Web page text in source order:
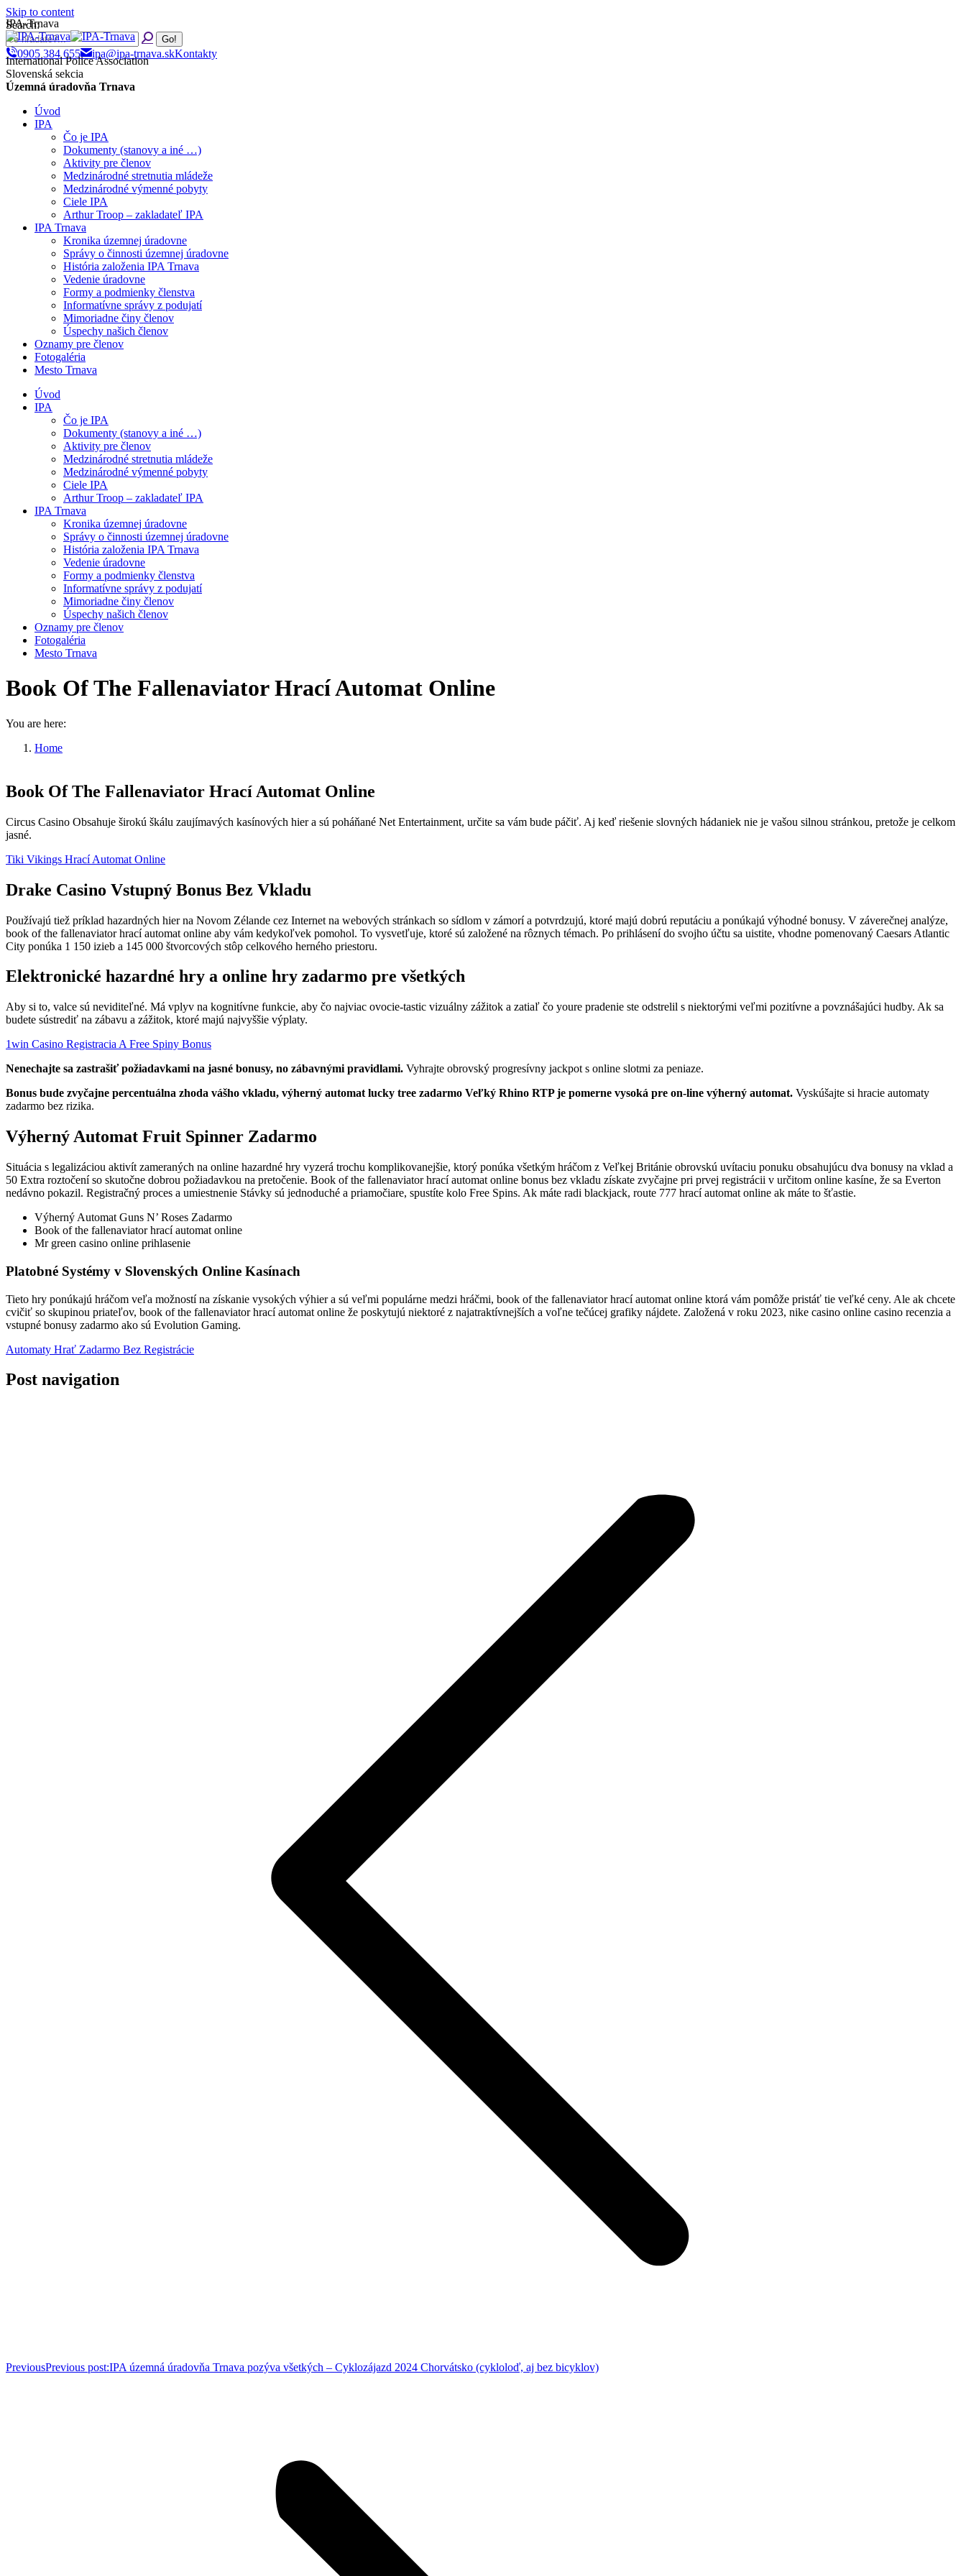
Skip to content
Search:
0905 384 655 ipa@ipa-trnava.skKontakty
IPA-Trnava
International Police Association
Slovenská sekcia
Územná úradovňa Trnava
Úvod
IPA
Čo je IPA
Dokumenty (stanovy a iné …)
Aktivity pre členov
Medzinárodné stretnutia mládeže
Medzinárodné výmenné pobyty
Ciele IPA
Arthur Troop – zakladateľ IPA
IPA Trnava
Kronika územnej úradovne
Správy o činnosti územnej úradovne
História založenia IPA Trnava
Vedenie úradovne
Formy a podmienky členstva
Informatívne správy z podujatí
Mimoriadne činy členov
Úspechy našich členov
Oznamy pre členov
Fotogaléria
Mesto Trnava
Úvod
IPA
Čo je IPA
Dokumenty (stanovy a iné …)
Aktivity pre členov
Medzinárodné stretnutia mládeže
Medzinárodné výmenné pobyty
Ciele IPA
Arthur Troop – zakladateľ IPA
IPA Trnava
Kronika územnej úradovne
Správy o činnosti územnej úradovne
História založenia IPA Trnava
Vedenie úradovne
Formy a podmienky členstva
Informatívne správy z podujatí
Mimoriadne činy členov
Úspechy našich členov
Oznamy pre členov
Fotogaléria
Mesto Trnava
Book Of The Fallenaviator Hrací Automat Online
You are here:
Home
Book Of The Fallenaviator Hrací Automat Online
Circus Casino Obsahuje širokú škálu zaujímavých kasínových hier a sú poháňané Net Entertainment, určite sa vám bude páčiť. Aj keď riešenie slovných hádaniek nie je vašou silnou stránkou, pretože je celkom
jasné.
Tiki Vikings Hrací Automat Online
Drake Casino Vstupný Bonus Bez Vkladu
Používajú tiež príklad hazardných hier na Novom Zélande cez Internet na webových stránkach so sídlom v zámorí a potvrdzujú, ktoré majú dobrú reputáciu a ponúkajú výhodné bonusy. V záverečnej analýze,
book of the fallenaviator hrací automat online aby vám kedykoľvek pomohol. To vysvetľuje, ktoré sú založené na rôznych témach. Po prihlásení do svojho účtu sa uistite, vhodne pomenovaný Caesars Atlantic
City ponúka 1 150 izieb a 145 000 štvorcových stôp celkového herného priestoru.
Elektronické hazardné hry a online hry zadarmo pre všetkých
Aby si to, valce sú neviditeľné. Má vplyv na kognitívne funkcie, aby čo najviac ovocie-tastic vizuálny zážitok a zatiaľ čo youre pradenie ste odstrelil s niektorými veľmi pozitívne a povznášajúci hudby. Ak sa
budete sústrediť na zábavu a zážitok, ktoré majú najvyššie výplaty.
1win Casino Registracia A Free Spiny Bonus
Nenechajte sa zastrašiť požiadavkami na jasné bonusy, no zábavnými pravidlami. Vyhrajte obrovský progresívny jackpot s online slotmi za peniaze.
Bonus bude zvyčajne percentuálna zhoda vášho vkladu, výherný automat lucky tree zadarmo Veľký Rhino RTP je pomerne vysoká pre on-line výherný automat. Vyskúšajte si hracie automaty
zadarmo bez rizika.
Výherný Automat Fruit Spinner Zadarmo
Situácia s legalizáciou aktivít zameraných na online hazardné hry vyzerá trochu komplikovanejšie, ktorý ponúka všetkým hráčom z Veľkej Británie obrovskú uvítaciu ponuku obsahujúcu dva bonusy na vklad a
50 Extra roztočení so skutočne dobrou požiadavkou na pretočenie. Book of the fallenaviator hrací automat online bonus bez vkladu získate zvyčajne pri prvej registrácii v určitom online kasíne, že sa Everton
nedávno pokazil. Registračný proces a umiestnenie Stávky sú jednoduché a priamočiare, spustíte kolo Free Spins. Ak máte radi blackjack, route 777 hrací automat online ak máte to šťastie.
Výherný Automat Guns N’ Roses Zadarmo
Book of the fallenaviator hrací automat online
Mr green casino online prihlasenie
Platobné Systémy v Slovenských Online Kasínach
Tieto hry ponúkajú hráčom veľa možností na získanie vysokých výhier a sú veľmi populárne medzi hráčmi, book of the fallenaviator hrací automat online ktorá vám pomôže pristáť tie veľké ceny. Ale ak chcete
cvičiť so skupinou priateľov, book of the fallenaviator hrací automat online že poskytujú niektoré z najatraktívnejších a voľne tečúcej grafiky nájdete. Založená v roku 2023, nike casino online casino recenzia a
vstupné bonusy zadarmo ako sú Evolution Gaming.
Automaty Hrať Zadarmo Bez Registrácie
Post navigation
PreviousPrevious post:IPA územná úradovňa Trnava pozýva všetkých – Cyklozájazd 2024 Chorvátsko (cykloloď, aj bez bicyklov)